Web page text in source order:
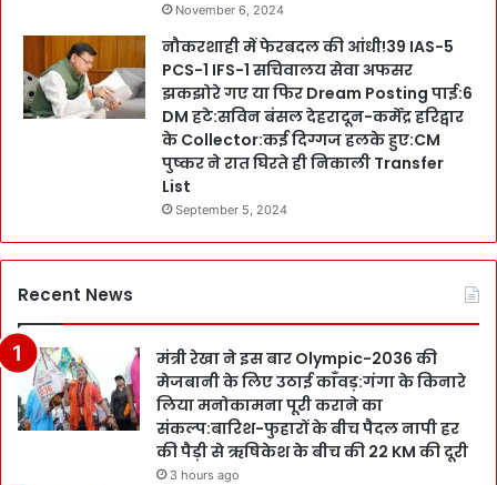
November 6, 2024
नौकरशाही में फेरबदल की आंधी!39 IAS-5
PCS-1 IFS-1 सचिवालय सेवा अफसर
झकझोरे गए या फिर Dream Posting पाई:6
DM हटे:सविन बंसल देहरादून-कर्मेंद्र हरिद्वार
के Collector:कई दिग्गज हलके हुए:CM
पुष्कर ने रात घिरते ही निकाली Transfer
List
September 5, 2024
Recent News
मंत्री रेखा ने इस बार Olympic-2036 की
मेजबानी के लिए उठाई काँवड़:गंगा के किनारे
लिया मनोकामना पूरी कराने का
संकल्प:बारिश-फुहारों के बीच पैदल नापी हर
की पैड़ी से ऋषिकेश के बीच की 22 KM की दूरी
3 hours ago